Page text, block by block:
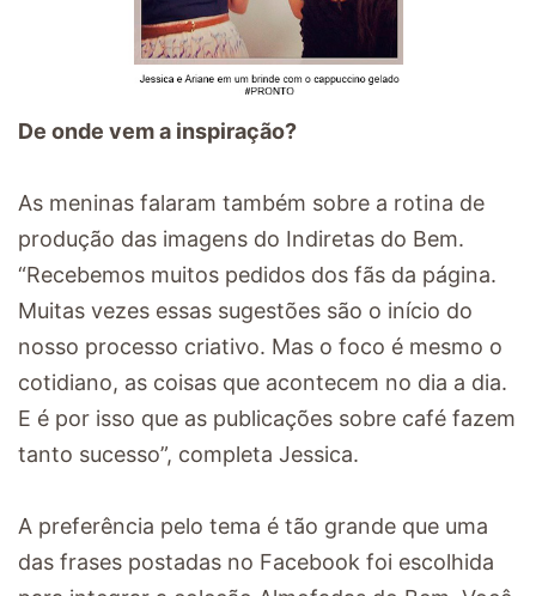
De onde vem a inspiração?
As meninas falaram também sobre a rotina de
produção das imagens do Indiretas do Bem.
“Recebemos muitos pedidos dos fãs da página.
Muitas vezes essas sugestões são o início do
nosso processo criativo. Mas o foco é mesmo o
cotidiano, as coisas que acontecem no dia a dia.
E é por isso que as publicações sobre café fazem
tanto sucesso”, completa Jessica.
A preferência pelo tema é tão grande que uma
das frases postadas no Facebook foi escolhida